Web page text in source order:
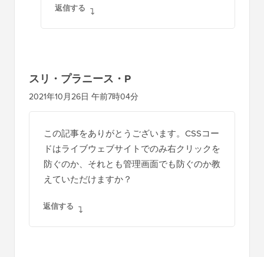
返信する
スリ・プラニース・P
2021年10月26日 午前7時04分
この記事をありがとうございます。CSSコー
ドはライブウェブサイトでのみ右クリックを
防ぐのか、それとも管理画面でも防ぐのか教
えていただけますか？
返信する